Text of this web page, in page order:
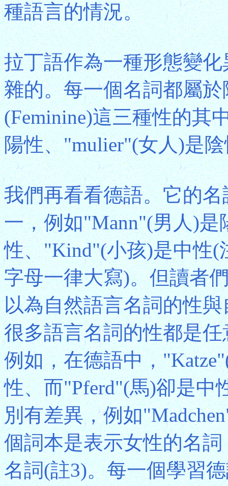
種語言的情況。
拉丁語作為一種形態變
雜的。每一個名詞都屬於
(Feminine)這三種性的其
陽性、"mulier"(女人)是
我們再看看德語。它的
一，例如"Mann"(男人)是
性、"Kind"(小孩)是中性(
字母一律大寫)。但讀者
以為自然語言名詞的性
很多語言名詞的性都是
例如，在德語中，
性、而"Pferd"(馬)卻是中
別有差異，例如
個詞本是表示女性的名
名詞(註3)。每一個學習